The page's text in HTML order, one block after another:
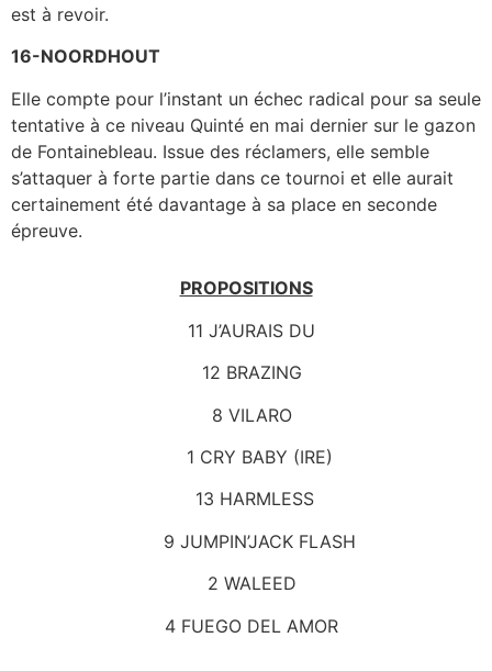
est à revoir.
16-NOORDHOUT
Elle compte pour l’instant un échec radical pour sa seule
tentative à ce niveau Quinté en mai dernier sur le gazon
de Fontainebleau. Issue des réclamers, elle semble
s’attaquer à forte partie dans ce tournoi et elle aurait
certainement été davantage à sa place en seconde
épreuve.
PROPOSITIONS
11 J’AURAIS DU
12 BRAZING
8 VILARO
1 CRY BABY (IRE)
13 HARMLESS
9 JUMPIN’JACK FLASH
2 WALEED
4 FUEGO DEL AMOR